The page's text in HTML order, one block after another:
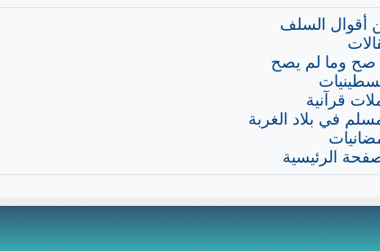
أقوال السلف
صح وما لم يصح
قرآنية
في بلاد الغربة
الرئيسية